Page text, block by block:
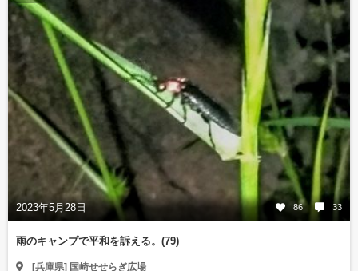
2023年5月28日 86 33
雨のキャンプで平和を訴える。(79)
[兵庫県] 国崎せせらぎ広場